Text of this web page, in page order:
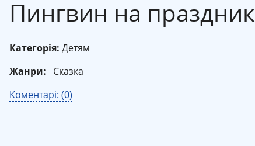
Пингвин на праздник
Категорія: Детям
Жанри:
Сказка
Коментарі: (0)